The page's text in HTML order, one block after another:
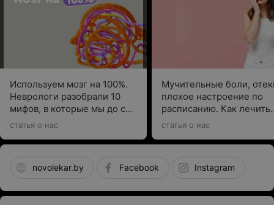
Используем мозг на 100%.
Неврологи разобрали 10
мифов, в которые мы до сих
пор верим
статья о нас
Мучительные боли,
плохое настроение по
расписанию. Как лечить
ПМС, рассказывает врач
статья о нас
novolekar.by Facebook Instagram